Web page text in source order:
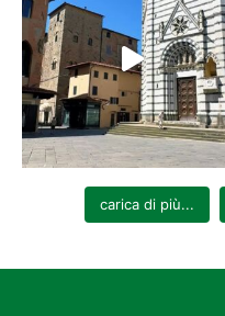
carica di più...